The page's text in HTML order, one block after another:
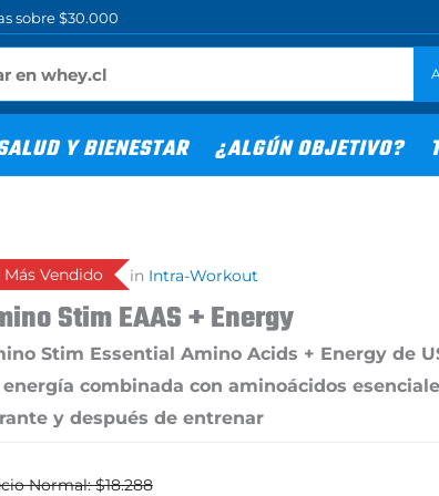
sobre $30.000
Y BIENESTAR ¿ALGÚN OBJETIVO?
Más Vendido in Intra-Workout
Stim EAAS + Energy
Stim Essential Amino Acids + Energy de
combinada con aminoácidos
y después de entrenar
$18.288